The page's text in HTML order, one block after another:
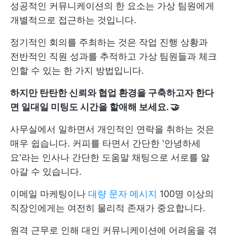
성공적인 커뮤니케이션의 한 요소는 가상 팀원에게
개별적으로 접근하는 것입니다.
정기적인 회의를 주최하는 것은 작업 진행 상황과
전반적인 직원 성과를 추적하고 가상 팀원들과 체크
인할 수 있는 한 가지 방법입니다.
하지만 탄탄한 신뢰와 협업 환경을 구축하고자 한다
면 일대일 미팅도 시간을 할애해 보세요. 🤝
사무실에서 일하면서 개인적인 연락을 취하는 것은
매우 쉽습니다. 커피를 타면서 간단한 '안녕하세
요'라는 인사나 간단한 도움말 채팅으로 서로를 알
아갈 수 있습니다.
이메일 마케팅이나 대량 문자 메시지 100명 이상의
직장인에게는 여전히 물리적 존재가 중요합니다.
원격 근무로 인해 대인 커뮤니케이션에 어려움을 겪